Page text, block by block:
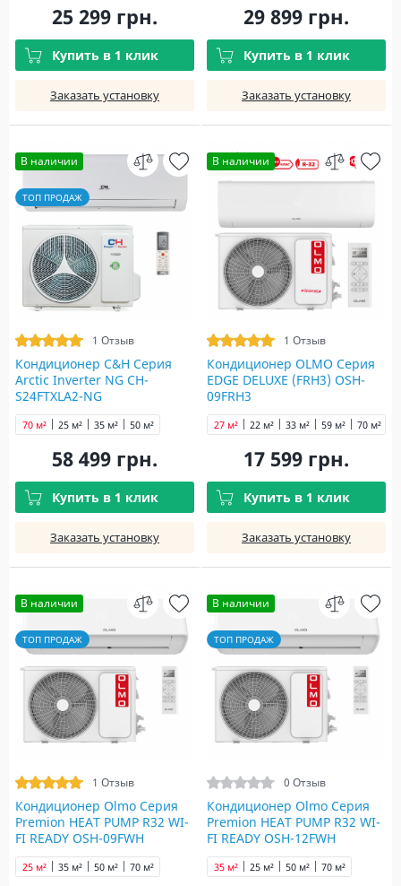
25 299 грн.
Купить в 1 клик
Заказать установку
29 899 грн.
Купить в 1 клик
Заказать установку
В наличии
ТОП ПРОДАЖ
1 Отзыв
Кондиционер C&H Серия
Arctic Inverter NG CH-
S24FTXLA2-NG
25 м² 35 м² 50 м²
70 м²
58 499 грн.
Купить в 1 клик
Заказать установку
В наличии
1 Отзыв
Кондиционер OLMO Серия
EDGE DELUXE (FRH3) OSH-
09FRH3
22 м²
27 м² 33 м² 59 м² 70 м²
17 599 грн.
Купить в 1 клик
Заказать установку
В наличии
ТОП ПРОДАЖ
1 Отзыв
Кондиционер Olmo Серия
Premion HEAT PUMP R32 WI-
FI READY OSH-09FWH
25 м² 35 м² 50 м² 70 м²
В наличии
ТОП ПРОДАЖ
0 Отзыв
Кондиционер Olmo Серия
Premion HEAT PUMP R32 WI-
FI READY OSH-12FWH
25 м²
35 м² 50 м² 70 м²